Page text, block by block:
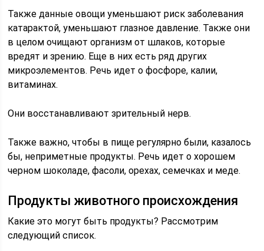
Также данные овощи уменьшают риск заболевания
катарактой, уменьшают глазное давление. Также они
в целом очищают организм от шлаков, которые
вредят и зрению. Еще в них есть ряд других
микроэлементов. Речь идет о фосфоре, калии,
витаминах.
Они восстанавливают зрительный нерв.
Также важно, чтобы в пище регулярно были, казалось
бы, неприметные продукты. Речь идет о хорошем
черном шоколаде, фасоли, орехах, семечках и меде.
Продукты животного происхождения
Какие это могут быть продукты? Рассмотрим
следующий список.